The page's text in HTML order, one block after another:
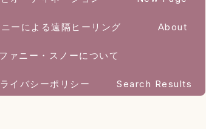
ーによる遠隔ヒーリング About
ァニー・スノーについて
イバシーポリシー Search Results